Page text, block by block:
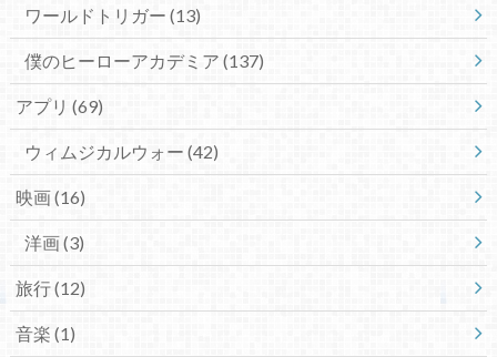
ワールドトリガー (13)
僕のヒーローアカデミア (137)
アプリ (69)
ウィムジカルウォー (42)
映画(16)
洋画(3)
旅行(12)
音楽 (1)